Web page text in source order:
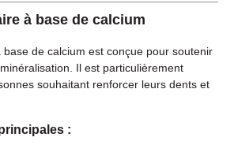
à base de calcium
de calcium est conçue pour soutenir
Il est particulièrement
souhaitant renforcer leurs dents et
: